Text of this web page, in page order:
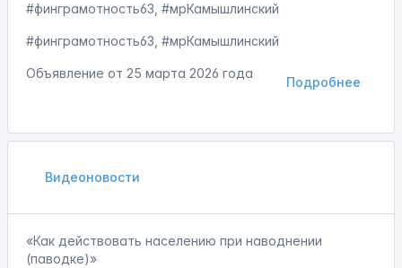
#финграмотность63, #мрКамышлинский
#финграмотность63, #мрКамышлинский
Подробнее
Объявление от 25 марта 2026 года
Видеоновости
«Как действовать населению при наводнении
(паводке)»